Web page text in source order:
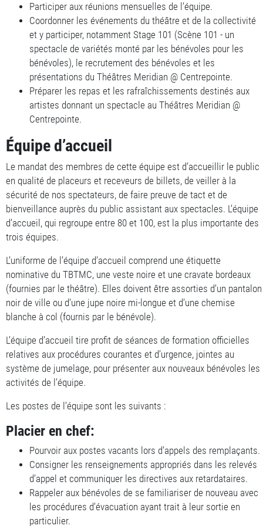
Participer aux réunions mensuelles de l’équipe.
Coordonner les événements du théâtre et de la collectivité
et y participer, notamment Stage 101 (Scène 101 - un
spectacle de variétés monté par les bénévoles pour les
bénévoles), le recrutement des bénévoles et les
présentations du Théâtres Meridian @ Centrepointe.
Préparer les repas et les rafraîchissements destinés aux
artistes donnant un spectacle au Théâtres Meridian @
Centrepointe.
Équipe d’accueil
Le mandat des membres de cette équipe est d’accueillir le public
en qualité de placeurs et receveurs de billets, de veiller à la
sécurité de nos spectateurs, de faire preuve de tact et de
bienveillance auprès du public assistant aux spectacles. L’équipe
d’accueil, qui regroupe entre 80 et 100, est la plus importante des
trois équipes.
L’uniforme de l’équipe d’accueil comprend une étiquette
nominative du TBTMC, une veste noire et une cravate bordeaux
(fournies par le théâtre). Elles doivent être assorties d’un pantalon
noir de ville ou d’une jupe noire mi-longue et d’une chemise
blanche à col (fournis par le bénévole).
L’équipe d’accueil tire profit de séances de formation officielles
relatives aux procédures courantes et d’urgence, jointes au
système de jumelage, pour présenter aux nouveaux bénévoles les
activités de l’équipe.
Les postes de l’équipe sont les suivants :
Placier en chef:
Pourvoir aux postes vacants lors d’appels des remplaçants.
Consigner les renseignements appropriés dans les relevés
d’appel et communiquer les directives aux retardataires.
Rappeler aux bénévoles de se familiariser de nouveau avec
les procédures d’évacuation ayant trait à leur sortie en
particulier.